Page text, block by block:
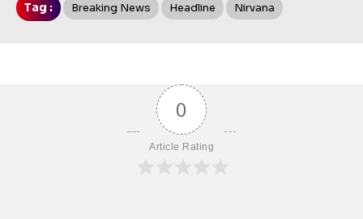
Tag : Breaking News Headline Nirvana
0
Article Rating